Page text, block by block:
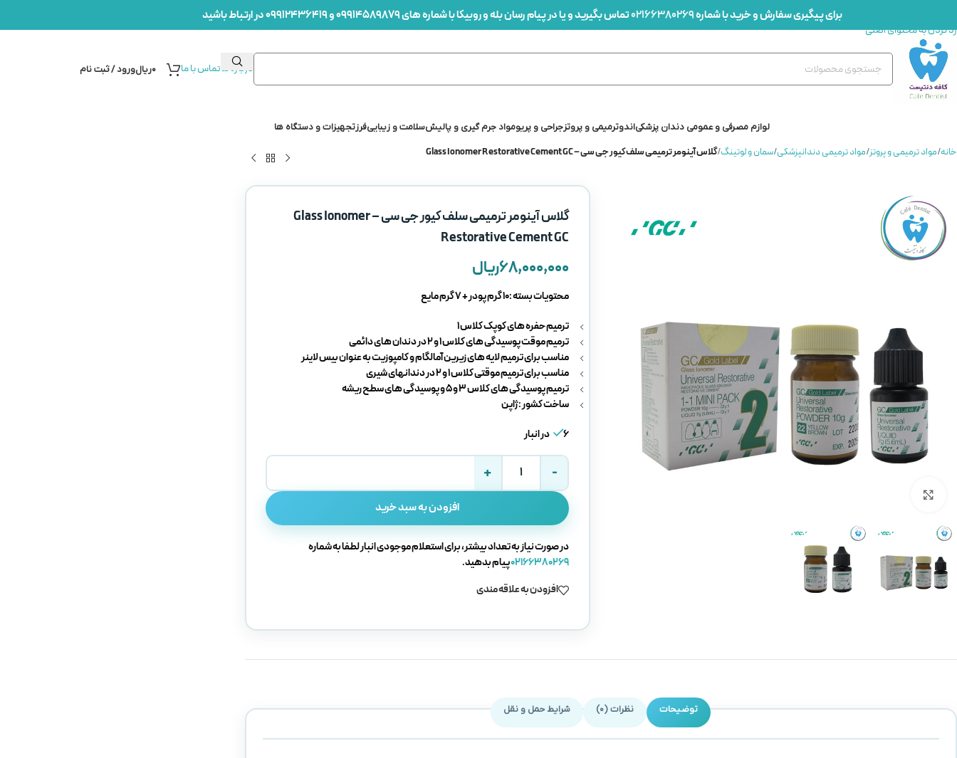
رد کردن به محتوای اصلی
برای پیگیری سفارش و خرید با شماره02166380269تماس بگیرید و یا در پیام رسان بله و روبیکا با شماره های 09914589879 و 09912436419 در ارتباط باشید
درباره ماتماس با ما ۰ریالورود / ثبت نام
لوازم مصرفی و عمومی دندان پزشکیاندوترمیمی و پروتزجراحی و پریومواد جرم گیری و پالیشسلامت و زیباییفرزتجهیزات و دستگاه ها
خانه/مواد ترمیمی و پروتز/مواد ترمیمی دندانپزشکی/سمان و لوتینگ/گلاس آینومر ترمیمی سلف کیور جی سی – Glass Ionomer Restorative Cement GC
گلاس آینومر ترمیمی سلف کیور جی سی – Glass Ionomer
Restorative Cement GC
۶۸,۰۰۰,۰۰۰ریال
محتویات بسته :10 گرم پودر + 7 گرم مایع
ترمیم حفره های کوپک کلاس 1
ترمیم موقت پوسیدگی های کلاس 1 و 2 در دندان های دائمی
مناسب برای ترمیم لایه های زیرین آمالگام و کامپوزیت به عنوان بیس لاینر
مناسب برای ترمیم موقتی کلاس 1 و 2 در دندانهای شیری
ترمیم پوسیدگی های کلاس 3 و 5 و پوسیدگی های سطح ریشه
ساخت کشور : ژاپن
6 در انبار
افزودن به سبد خرید
در صورت نیاز به تعداد بیشتر، برای استعلام موجودی انبار لطفا به شماره
02166380269پیام بدهید.
افزودن به علاقه مندی
توضیحات نظرات (0) شرایط حمل و نقل